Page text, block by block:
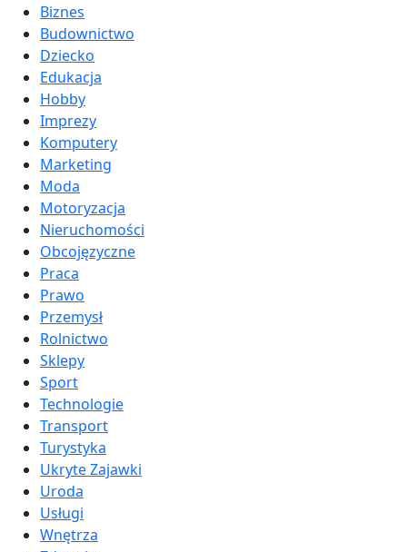
Biznes
Budownictwo
Dziecko
Edukacja
Hobby
Imprezy
Komputery
Marketing
Moda
Motoryzacja
Nieruchomości
Obcojęzyczne
Praca
Prawo
Przemysł
Rolnictwo
Sklepy
Sport
Technologie
Transport
Turystyka
Ukryte Zajawki
Uroda
Usługi
Wnętrza